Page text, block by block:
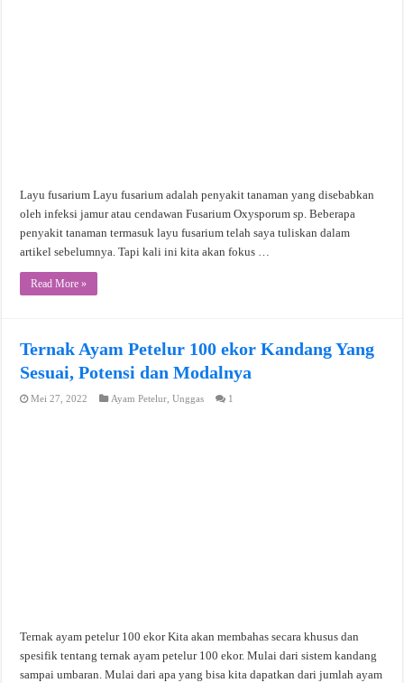
Layu fusarium Layu fusarium adalah penyakit tanaman yang disebabkan
oleh infeksi jamur atau cendawan Fusarium Oxysporum sp. Beberapa
penyakit tanaman termasuk layu fusarium telah saya tuliskan dalam
artikel sebelumnya. Tapi kali ini kita akan fokus …
Read More »
Ternak Ayam Petelur 100 ekor Kandang Yang
Sesuai, Potensi dan Modalnya
Mei 27, 2022 Ayam Petelur ,Unggas 1
Ternak ayam petelur 100 ekor Kita akan membahas secara khusus dan
spesifik tentang ternak ayam petelur 100 ekor. Mulai dari sistem kandang
sampai umbaran. Mulai dari apa yang bisa kita dapatkan dari jumlah ayam